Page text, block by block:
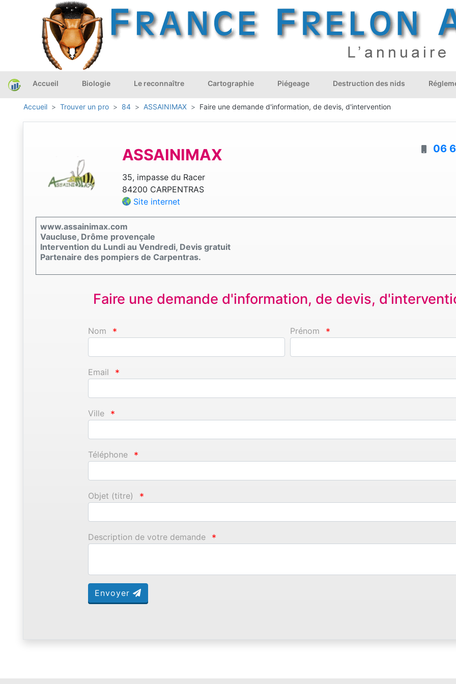
Accueil Biologie Le reconnaître Cartographie Piégeage Destruction des nids
Accueil Trouver un pro 84 ASSAINIMAX Faire une demande d'information, de devis, d'intervention
ASSAINIMAX
35, impasse du Racer
84200 CARPENTRAS
Site internet
06
www.assainimax.com
Vaucluse, Drôme provençale
Intervention du Lundi au Vendredi, Devis gratuit
Partenaire des pompiers de Carpentras.
Faire une demande d'information, de devis,
Nom * Prénom *
Email *
Ville *
Téléphone *
Objet (titre) *
Description de votre demande *
Envoyer